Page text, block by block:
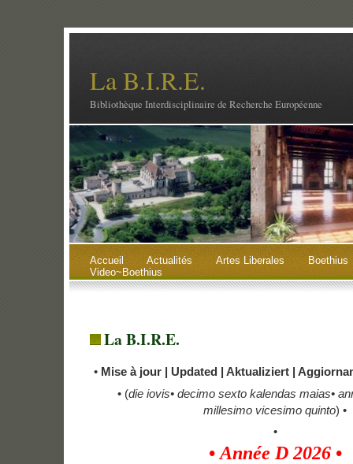
La B.I.R.E.
Bibliothèque Interdisciplinaire de Recherche Européenne
Accueil Actualités Artes Liberales
Boethius
Video~Boethius
La B.I.R.E.
• Mise à jour | Updated | Aktualiziert |
• (die iovis•decimo sexto kalendas maias•
millesimo vicesimo quinto) •
•
•Année D 2026•